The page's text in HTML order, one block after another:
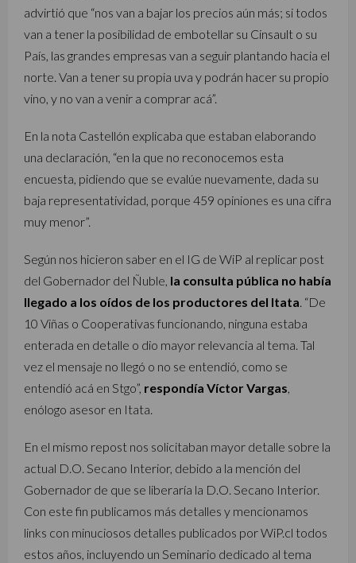
advirtió que “nos van a bajar los precios aún más; si todos
van a tener la posibilidad de embotellar su Cinsault o su
País, las grandes empresas van a seguir plantando hacia el
norte. Van a tener su propia uva y podrán hacer su propio
vino, y no van a venir a comprar acá”.
En la nota Castellón explicaba que estaban elaborando
una declaración, “en la que no reconocemos esta
encuesta, pidiendo que se evalúe nuevamente, dada su
baja representatividad, porque 459 opiniones es una cifra
muy menor”.
Según nos hicieron saber en el IG de WiP al replicar post
del Gobernador del Ñuble, la consulta pública no había
llegado a los oídos de los productores del Itata. “De
10 Viñas o Cooperativas funcionando, ninguna estaba
enterada en detalle o dio mayor relevancia al tema. Tal
vez el mensaje no llegó o no se entendió, como se
entendió acá en Stgo”, respondía Víctor Vargas,
enólogo asesor en Itata.
En el mismo repost nos solicitaban mayor detalle sobre la
actual D.O. Secano Interior, debido a la mención del
Gobernador de que se liberaría la D.O. Secano Interior.
Con este fin publicamos más detalles y mencionamos
links con minuciosos detalles publicados por WiP.cl todos
estos años, incluyendo un Seminario dedicado al tema